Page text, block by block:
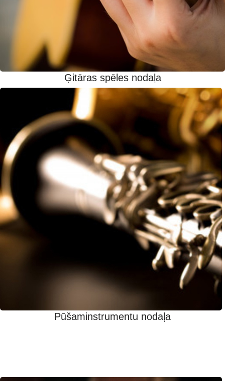
Ģitāras spēles nodaļa
Pūšaminstrumentu nodaļa